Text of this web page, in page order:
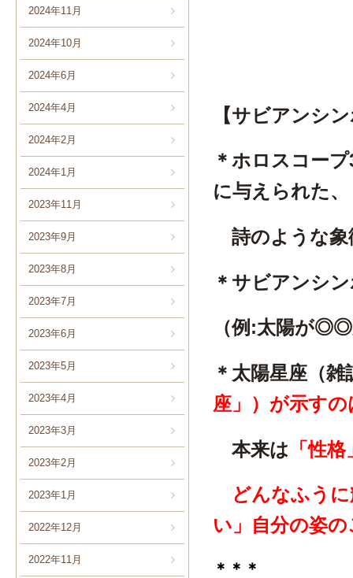
2024年11月
2024年10月
2024年6月
2024年4月
2024年2月
2024年1月
2023年11月
2023年9月
2023年8月
2023年7月
2023年6月
2023年5月
2023年4月
2023年3月
2023年2月
2023年1月
2022年12月
2022年11月
【サビアンシ
＊ホロスコー
に与えられた、
詩のような象
＊サビアンシ
（例:太陽が
＊太陽星座（
座」）が示すの
本来は 「性
どんなふうに
い」自分の姿
＊＊＊